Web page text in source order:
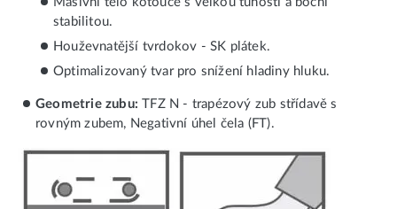
stabilitou.
Houževnatější tvrdokov - SK plátek.
Optimalizovaný tvar pro snížení hladiny hluku.
Geometrie zubu: TFZ N - trapézový zub střídavě s
rovným zubem, Negativní úhel čela (FT).